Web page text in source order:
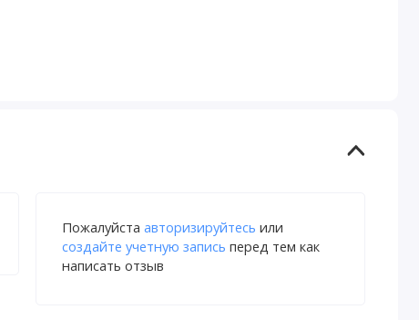
Пожалуйста авторизируйтесь или
создайте учетную запись перед тем как
написать отзыв